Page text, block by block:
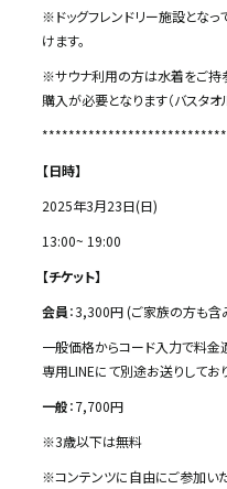
※ドッグフレンドリー施設となっ
けます。
※サウナ利用の方は水着をご持
購入が必要となります（バスタオ
【日時】
2025年3月23日(日)
13:00~ 19:00
【チケット】
会員：3,300円 (ご家族の方も含
一般価格からコード入力で料金
専用LINEにて別途お送りしており
一般：7,700円
※3歳以下は無料
※コンテンツに自由にご参加い